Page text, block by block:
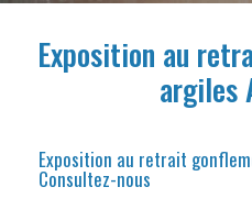
Exposition au
argiles
Exposition au retrait
Consultez-nous